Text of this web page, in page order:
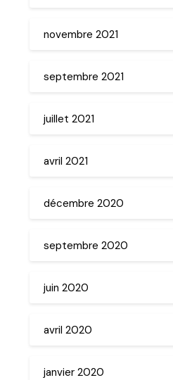
novembre 2021
septembre 2021
juillet 2021
avril 2021
décembre 2020
septembre 2020
juin 2020
avril 2020
janvier 2020